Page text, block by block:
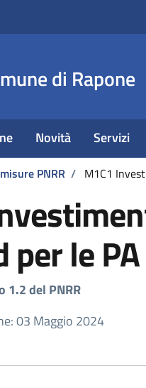
di Rapone
Novità Servizi
PNRR / M1C1
per le
1.2 del PNRR
03 Maggio 2024